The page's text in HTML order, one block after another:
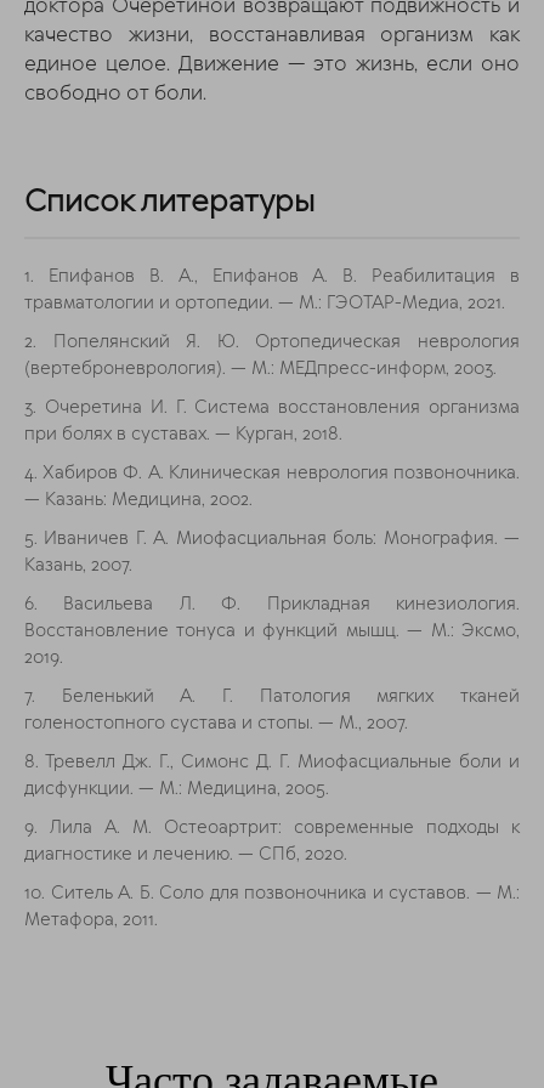
доктора Очеретиной возвращают подвижность и
качество жизни, восстанавливая организм как
единое целое. Движение — это жизнь, если оно
свободно от боли.
Список литературы
1. Епифанов В. А., Епифанов А. В. Реабилитация в
травматологии и ортопедии. — М.: ГЭОТАР-Медиа, 2021.
2. Попелянский Я. Ю. Ортопедическая неврология
(вертеброневрология). — М.: МЕДпресс-информ, 2003.
3. Очеретина И. Г. Система восстановления организма
при болях в суставах. — Курган, 2018.
4. Хабиров Ф. А. Клиническая неврология позвоночника.
— Казань: Медицина, 2002.
5. Иваничев Г. А. Миофасциальная боль: Монография. —
Казань, 2007.
6. Васильева Л. Ф. Прикладная кинезиология.
Восстановление тонуса и функций мышц. — М.: Эксмо,
2019.
7. Беленький А. Г. Патология мягких тканей
голеностопного сустава и стопы. — М., 2007.
8. Тревелл Дж. Г., Симонс Д. Г. Миофасциальные боли и
дисфункции. — М.: Медицина, 2005.
9. Лила А. М. Остеоартрит: современные подходы к
диагностике и лечению. — СПб, 2020.
10. Ситель А. Б. Соло для позвоночника и суставов. — М.:
Метафора, 2011.